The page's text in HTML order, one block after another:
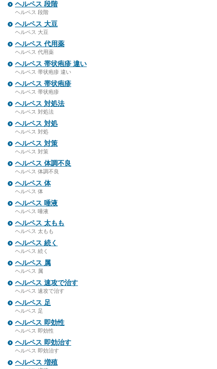
ヘルペス 段階
ヘルペス 段階
ヘルペス 大豆
ヘルペス 大豆
ヘルペス 代用薬
ヘルペス 代用薬
ヘルペス 帯状疱疹 違い
ヘルペス 帯状疱疹 違い
ヘルペス 帯状疱疹
ヘルペス 帯状疱疹
ヘルペス 対処法
ヘルペス 対処法
ヘルペス 対処
ヘルペス 対処
ヘルペス 対策
ヘルペス 対策
ヘルペス 体調不良
ヘルペス 体調不良
ヘルペス 体
ヘルペス 体
ヘルペス 唾液
ヘルペス 唾液
ヘルペス 太もも
ヘルペス 太もも
ヘルペス 続く
ヘルペス 続く
ヘルペス 属
ヘルペス 属
ヘルペス 速攻で治す
ヘルペス 速攻で治す
ヘルペス 足
ヘルペス 足
ヘルペス 即効性
ヘルペス 即効性
ヘルペス 即効治す
ヘルペス 即効治す
ヘルペス 増殖